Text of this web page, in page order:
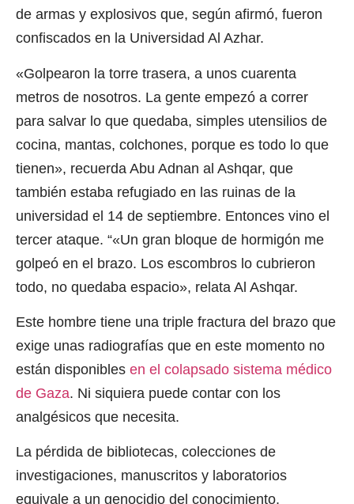
de armas y explosivos que, según afirmó, fueron
confiscados en la Universidad Al Azhar.
«Golpearon la torre trasera, a unos cuarenta
metros de nosotros. La gente empezó a correr
para salvar lo que quedaba, simples utensilios de
cocina, mantas, colchones, porque es todo lo que
tienen», recuerda Abu Adnan al Ashqar, que
también estaba refugiado en las ruinas de la
universidad el 14 de septiembre. Entonces vino el
tercer ataque. “«Un gran bloque de hormigón me
golpeó en el brazo. Los escombros lo cubrieron
todo, no quedaba espacio», relata Al Ashqar.
Este hombre tiene una triple fractura del brazo que
exige unas radiografías que en este momento no
están disponibles en el colapsado sistema médico
de Gaza. Ni siquiera puede contar con los
analgésicos que necesita.
La pérdida de bibliotecas, colecciones de
investigaciones, manuscritos y laboratorios
equivale a un genocidio del conocimiento.